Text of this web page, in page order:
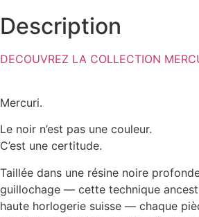
Description
DECOUVREZ LA
Mercuri.
Le noir n’est pas une couleur.
C’est une certitude.
Taillée dans une résine noire
guillochage — cette technique
haute horlogerie suisse — chaque